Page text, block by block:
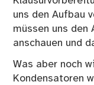
uns den Aufbau
müssen uns den
anschauen und
Was aber noch
Kondensatoren